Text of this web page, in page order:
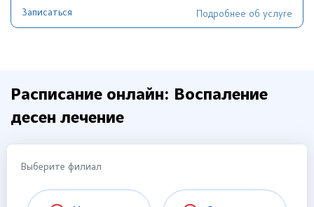
Записаться Подробнее об услуге
Расписание онлайн: Воспаление
десен лечение
Выберите филиал